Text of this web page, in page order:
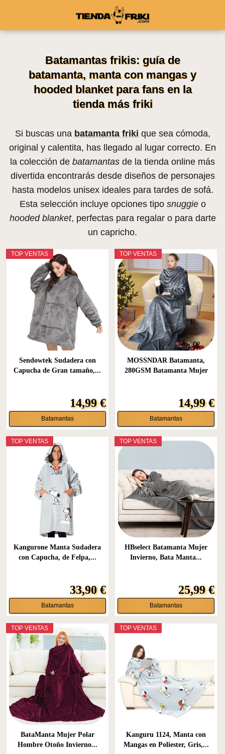
Batamantas frikis: guía de
batamanta, manta con mangas y
hooded blanket para fans en la
tienda más friki
Si buscas una batamanta friki que sea cómoda,
original y calentita, has llegado al lugar correcto. En
la colección de batamantas de la tienda online más
divertida encontrarás desde diseños de personajes
hasta modelos unisex ideales para tardes de sofá.
Esta selección incluye opciones tipo snuggieo
hooded blanket, perfectas para regalar o para darte
un capricho.
TOP VENTAS
Sendowtek Sudadera con
Capucha de Gran tamaño,...
14,99 €
Batamantas
TOP VENTAS
MOSSNDAR Batamanta,
280GSM Batamanta Mujer
14,99 €
Batamantas
TOP VENTAS
Kangurone Manta Sudadera
con Capucha, de Felpa,...
33,90 €
Batamantas
TOP VENTAS
HBselect Batamanta Mujer
Invierno, Bata Manta...
25,99 €
Batamantas
TOP VENTAS
BataManta Mujer Polar
Hombre Otoño Invierno...
TOP VENTAS
Kanguru 1124, Manta con
Mangas en Poliester, Gris,...